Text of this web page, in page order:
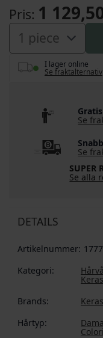
DETAILS
Artikelnummer:
Kategori:
Brands:
Hårtyp:
Pris 1
I lager online
Se fraktalternativ
Se
Se
SUPER
Se alla